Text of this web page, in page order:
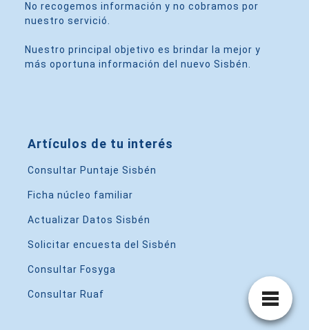
No recogemos información y no cobramos por
nuestro servició.
Nuestro principal objetivo es brindar la mejor y
más oportuna información del nuevo Sisbén.
Artículos de tu interés
Consultar Puntaje Sisbén
Ficha núcleo familiar
Actualizar Datos Sisbén
Solicitar encuesta del Sisbén
Consultar Fosyga
Consultar Ruaf